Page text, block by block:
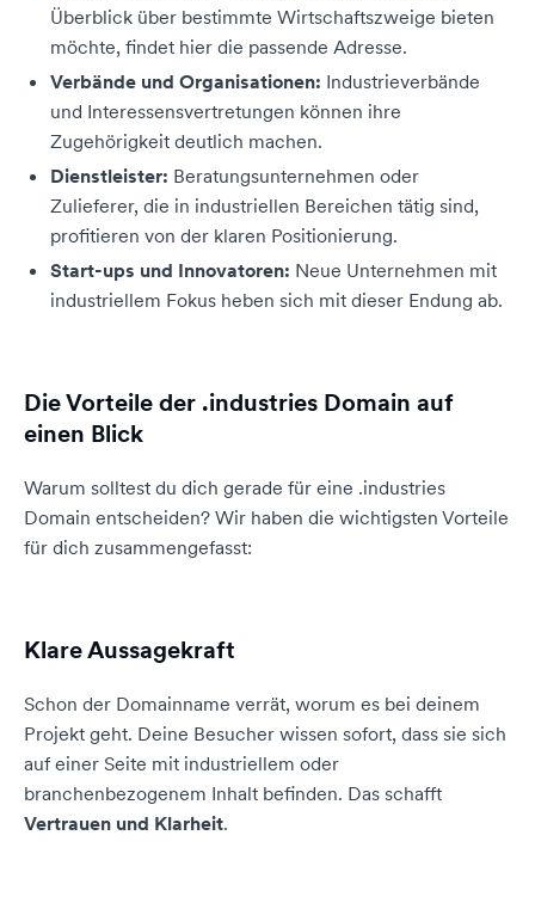
Überblick über bestimmte Wirtschaftszweige bieten
möchte, findet hier die passende Adresse.
Verbände und Organisationen: Industrieverbände
und Interessensvertretungen können ihre
Zugehörigkeit deutlich machen.
Dienstleister: Beratungsunternehmen oder
Zulieferer, die in industriellen Bereichen tätig sind,
profitieren von der klaren Positionierung.
Start-ups und Innovatoren: Neue Unternehmen mit
industriellem Fokus heben sich mit dieser Endung ab.
Die Vorteile der .industries Domain auf
einen Blick
Warum solltest du dich gerade für eine .industries
Domain entscheiden? Wir haben die wichtigsten Vorteile
für dich zusammengefasst:
Klare Aussagekraft
Schon der Domainname verrät, worum es bei deinem
Projekt geht. Deine Besucher wissen sofort, dass sie sich
auf einer Seite mit industriellem oder
branchenbezogenem Inhalt befinden. Das schafft
Vertrauen und Klarheit.